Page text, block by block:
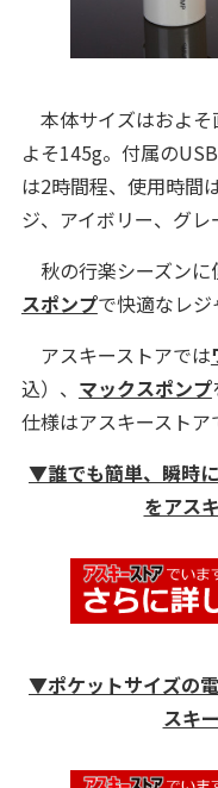
本体サイズはおよ
よそ145g。付属の
は2時間程、使用時間
ジ、アイボリー、グレ
秋の行楽シーズンに
スポンプで快適なレジ
アスキーストアでは
込）、 マックスポンプ
仕様はアスキーストア
▼誰でも簡単、瞬時
をアス
▼ポケットサイズの
スキ